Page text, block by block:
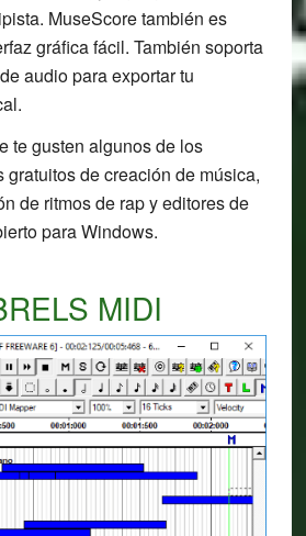
MuseScore también es
gráfica fácil. También soporta
audio para exportar tu
te gusten algunos de los
gratuitos de creación de música,
de ritmos de rap y editores de
para Windows.
MIDI